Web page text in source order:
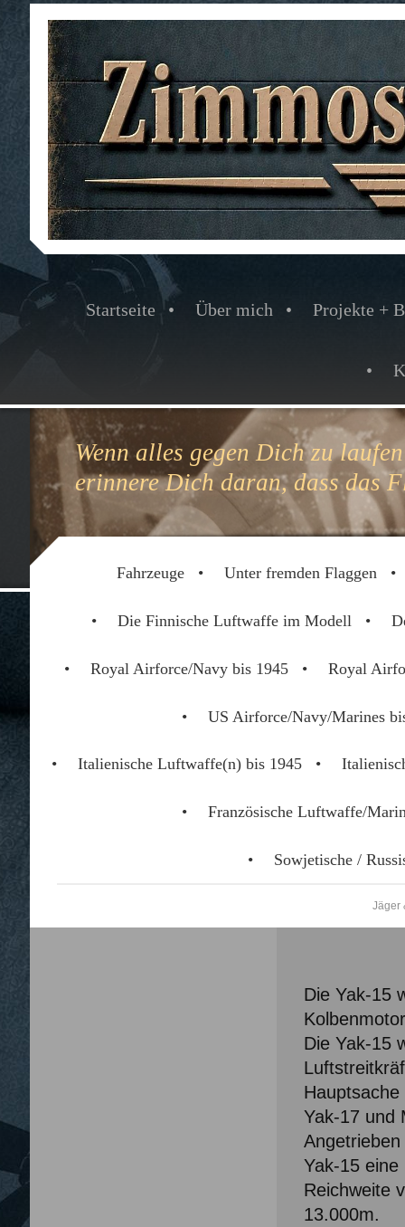
Startseite Über mich Projekte +
Wenn alles gegen Dich zu
erinnere Dich daran, dass das
Fahrzeuge Unter fremden Flaggen
Die Finnische Luftwaffe im Modell
Royal Airforce/Navy bis 1945 Royal
US Airforce/Navy/Marines
Italienische Luftwaffe(n) bis 1945
Französische Luftwaffe/
Sowjetische /
Jäger
Die Yak-15
Die Yak-15
Yak-17 und
Yak-15
Reichweite
13.000m.